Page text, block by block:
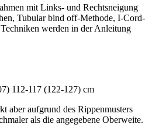
mit Links- und Rechtsneigung
Tubular bind off-Methode, I-Cord-
werden in der Anleitung
112-117 (122-127) cm
aber aufgrund des Rippenmusters
als die angegebene Oberweite.